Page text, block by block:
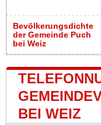
Bevölkerungsdichte
der Gemeinde Puch
bei Weiz
BEI WEIZ